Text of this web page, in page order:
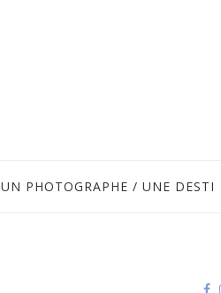
UN PHOTOGRAPHE / UNE DESTI